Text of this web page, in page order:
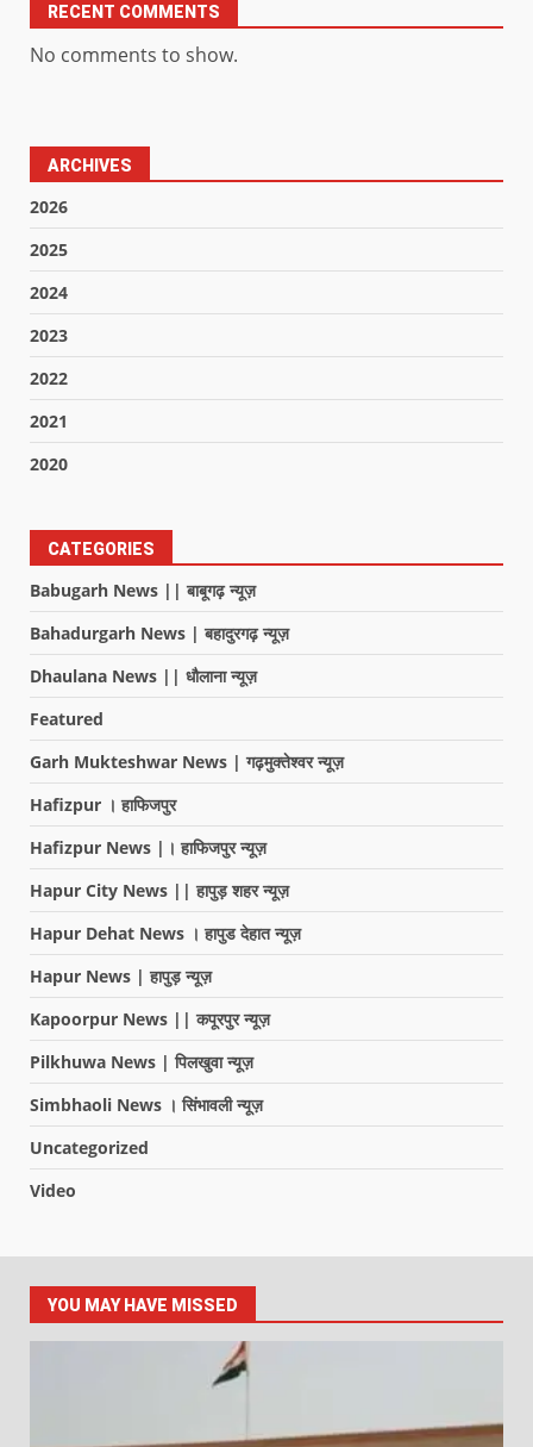
RECENT COMMENTS
No comments to show.
ARCHIVES
2026
2025
2024
2023
2022
2021
2020
CATEGORIES
Babugarh News || बाबूगढ़ न्यूज़
Bahadurgarh News | बहादुरगढ़ न्यूज़
Dhaulana News || धौलाना न्यूज़
Featured
Garh Mukteshwar News | गढ़मुक्तेश्वर न्यूज़
Hafizpur । हाफिजपुर
Hafizpur News |। हाफिजपुर न्यूज़
Hapur City News || हापुड़ शहर न्यूज़
Hapur Dehat News । हापुड देहात न्यूज़
Hapur News | हापुड़ न्यूज़
Kapoorpur News || कपूरपुर न्यूज़
Pilkhuwa News | पिलखुवा न्यूज़
Simbhaoli News । सिंभावली न्यूज़
Uncategorized
Video
YOU MAY HAVE MISSED